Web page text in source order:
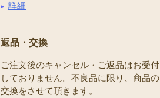
詳細
返品・交換
ご注文後のキャンセル・ご返品はお受付
しておりません。不良品に限り、商品の
交換をさせて頂きます。